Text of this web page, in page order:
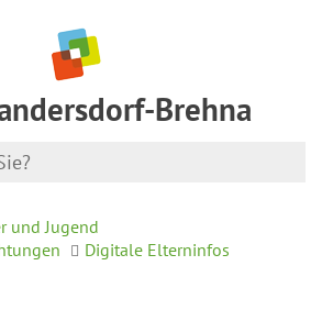
Brehna
und Jugend
Digitale Elterninfos